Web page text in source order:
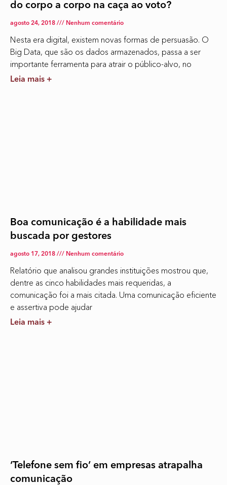
do corpo a corpo na caça ao voto?
agosto 24, 2018 Nenhum comentário
Nesta era digital, existem novas formas de persuasão. O
Big Data, que são os dados armazenados, passa a ser
importante ferramenta para atrair o público-alvo, no
Leia mais +
Boa comunicação é a habilidade mais
buscada por gestores
agosto 17, 2018 Nenhum comentário
Relatório que analisou grandes instituições mostrou que,
dentre as cinco habilidades mais requeridas, a
comunicação foi a mais citada. Uma comunicação eficiente
e assertiva pode ajudar
Leia mais +
‘Telefone sem fio’ em empresas atrapalha
comunicação